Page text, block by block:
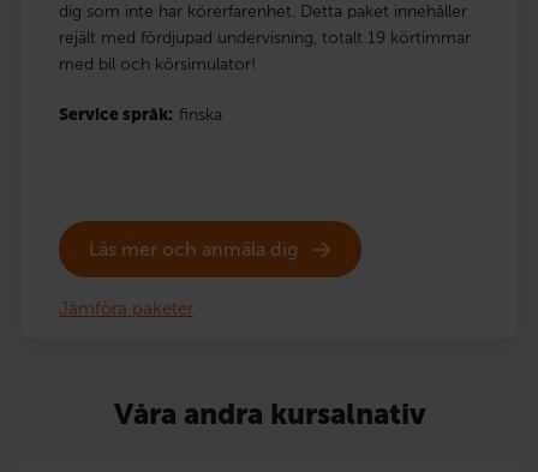
dig som inte har körerfarenhet. Detta paket innehåller
rejält med fördjupad undervisning, totalt 19 körtimmar
med bil och körsimulator!
Service språk: finska
Läs mer och anmäla dig
Jämföra paketer
Våra andra kursalnativ